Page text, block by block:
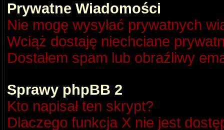
Prywatne Wiadomości
Nie mogę wysyłać prywatnych
Wciąż dostaję niechciane
Dostałem spam lub obraźliwy
Sprawy phpBB 2
Kto napisał ten skrypt?
Dlaczego funkcja X nie jest